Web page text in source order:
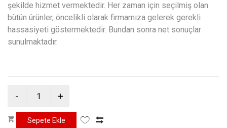
şekilde hizmet vermektedir. Her zaman için seçilmiş olan
bütün ürünler, öncelikli olarak firmamıza gelerek gerekli
hassasiyeti göstermektedir. Bundan sonra net sonuçlar
sunulmaktadır.